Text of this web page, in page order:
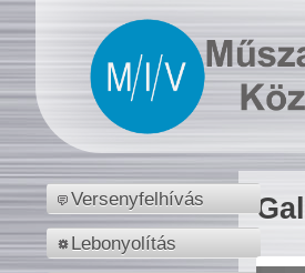
Versenyfelhívás
Lebonyolítás